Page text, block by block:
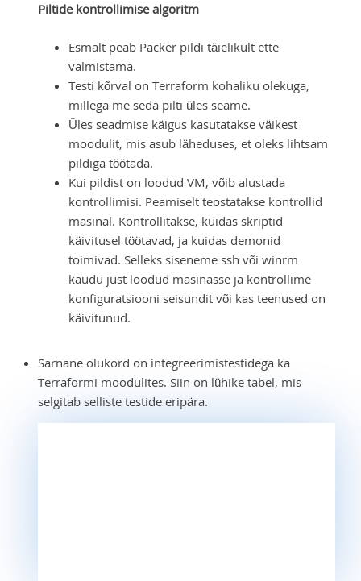
Piltide kontrollimise algoritm
Esmalt peab Packer pildi täielikult ette
valmistama.
Testi kõrval on Terraform kohaliku olekuga,
millega me seda pilti üles seame.
Üles seadmise käigus kasutatakse väikest
moodulit, mis asub läheduses, et oleks lihtsam
pildiga töötada.
Kui pildist on loodud VM, võib alustada
kontrollimisi. Peamiselt teostatakse kontrollid
masinal. Kontrollitakse, kuidas skriptid
käivitusel töötavad, ja kuidas demonid
toimivad. Selleks siseneme ssh või winrm
kaudu just loodud masinasse ja kontrollime
konfiguratsiooni seisundit või kas teenused on
käivitunud.
Sarnane olukord on integreerimistestidega ka
Terraformi moodulites. Siin on lühike tabel, mis
selgitab selliste testide eripära.